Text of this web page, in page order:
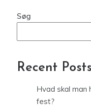
Søg
Recent Posts
Hvad skal man
fest?